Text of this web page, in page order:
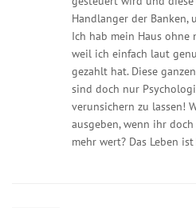
Handlanger der Banken,
Ich hab mein Haus ohne
weil ich einfach laut
gezahlt hat. Diese
sind doch nur
verunsichern zu lassen!
ausgeben, wenn ihr
mehr wert? Das Leben